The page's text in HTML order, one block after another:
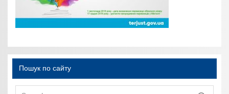
Пошук по сайту